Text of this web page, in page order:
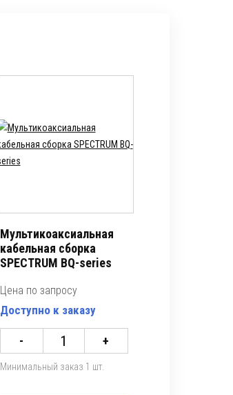
Мультикоаксиальная
кабельная сборка
SPECTRUM BQ-series
Цена по запросу
Доступно к заказу
- +
Минимальный заказ 1 шт.